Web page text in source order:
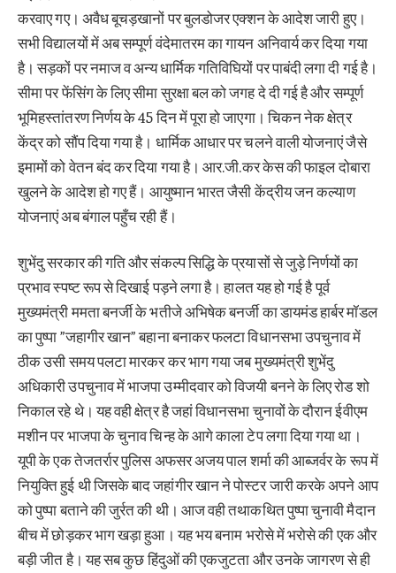
करवाए गए। अवैध बूचड़खानों पर बुलडोजर एक्शन के आदेश जारी हुए।
सभी विद्यालयों में अब सम्पूर्ण वंदेमातरम का गायन अनिवार्य कर दिया गया
है। सड़कों पर नमाज व अन्य धार्मिक गतिविघियों पर पाबंदी लगा दी गई है।
सीमा पर फेंसिंग के लिए सीमा सुरक्षा बल को जगह दे दी गई है और सम्पूर्ण
भूमिहस्तांतरण निर्णय के 45 दिन में पूरा हो जाएगा। चिकन नेक क्षेत्र
केंद्र को सौंप दिया गया है। धार्मिक आधार पर चलने वाली योजनाएं जैसे
इमामों को वेतन बंद कर दिया गया है। आर.जी.कर केस की फाइल दोबारा
खुलने के आदेश हो गए हैं। आयुष्मान भारत जैसी केंद्रीय जन कल्याण
योजनाएं अब बंगाल पहुँच रही हैं।
शुभेंदु सरकार की गति और संकल्प सिद्धि के प्रयासों से जुड़े निर्णयों का
प्रभाव स्पष्ट रूप से दिखाई पड़ने लगा है। हालत यह हो गई है पूर्व
मुख्यमंत्री ममता बनर्जी के भतीजे अभिषेक बनर्जी का डायमंड हार्बर मॉडल
का पुष्पा ”जहागीर खान” बहाना बनाकर फलटा विधानसभा उपचुनाव में
ठीक उसी समय पलटा मारकर कर भाग गया जब मुख्यमंत्री शुभेंदु
अधिकारी उपचुनाव में भाजपा उम्मीदवार को विजयी बनने के लिए रोड शो
निकाल रहे थे। यह वही क्षेत्र है जहां विधानसभा चुनावों के दौरान ईवीएम
मशीन पर भाजपा के चुनाव चिन्ह के आगे काला टेप लगा दिया गया था।
यूपी के एक तेजतर्रार पुलिस अफसर अजय पाल शर्मा की आब्जर्वर के रूप में
नियुक्ति हुई थी जिसके बाद जहांगीर खान ने पोस्टर जारी करके अपने आप
को पुष्पा बताने की जुर्रत की थी। आज वही तथाकथित पुष्पा चुनावी मैदान
बीच में छोड़कर भाग खड़ा हुआ। यह भय बनाम भरोसे में भरोसे की एक और
बड़ी जीत है। यह सब कुछ हिंदुओं की एकजुटता और उनके जागरण से ही